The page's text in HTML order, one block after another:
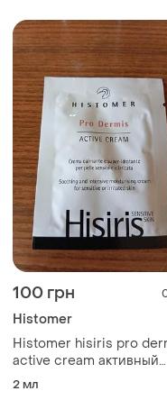
100 грн
Histomer
Histomer hisiris pro
active cream активный
успокаивающий крем
2 мл